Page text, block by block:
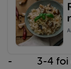
- 3-4 foi